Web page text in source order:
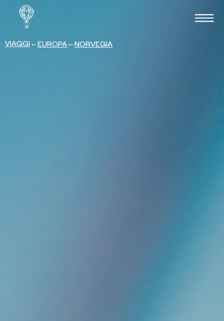
VIAGGI ← EUROPA ← NORVEGIA